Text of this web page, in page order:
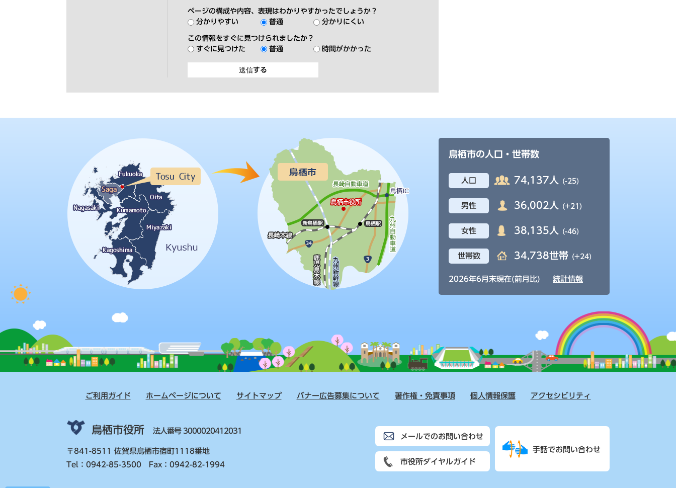
ページの構成や内容、表現はわかりやすかったでしょうか？
分かりやすい
普通 分かりにくい
この情報をすぐに見つけられましたか？
すぐに見つけた
普通 時間がかかった
鳥栖市の人口・世帯数
人口 74,137人 (-25)
男性 36,002人 (+21)
女性 38,135人 (-46)
世帯数 34,738世帯 (+24)
2026年6月末現在(前月比) 統計情報
ご利用ガイド ホームページについて サイトマップ バナー広告募集について 著作権・免責事項 個人情報保護 アクセシビリティ
鳥栖市役所 法人番号 3000020412031
〒841-8511 佐賀県鳥栖市宿町1118番地
Tel：0942-85-3500 Fax：0942-82-1994
メールでのお問い合わせ
市役所ダイヤルガイド
手話でお問い合わせ